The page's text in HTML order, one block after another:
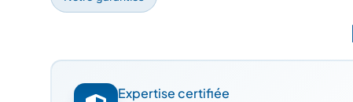
Expertise certifiée